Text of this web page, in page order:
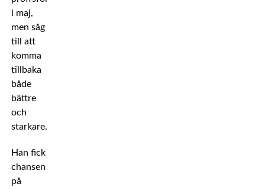
i maj,
men såg
till att
komma
tillbaka
både
bättre
och
starkare.
Han fick
chansen
på